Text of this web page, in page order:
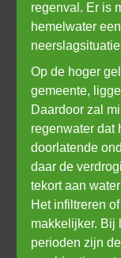
regenval. Er is
hemelwater
Op de hoger
gemeente,
Daardoor zal
regenwater dat
doorlatende
daar de
tekort aan
Het infiltreren
makkelijker. Bij
perioden zijn